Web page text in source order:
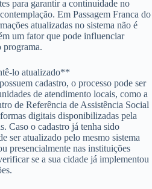
para garantir a continuidade no
Em Passagem Franca do
atualizadas no sistema não é
um fator que pode influenciar
programa.
lo atualizado**
cadastro, o processo pode ser
de atendimento locais, como a
de Referência de Assistência Social
digitais disponibilizadas pela
Caso o cadastro já tenha sido
ser atualizado pelo mesmo sistema
presencialmente nas instituições
se a sua cidade já implementou